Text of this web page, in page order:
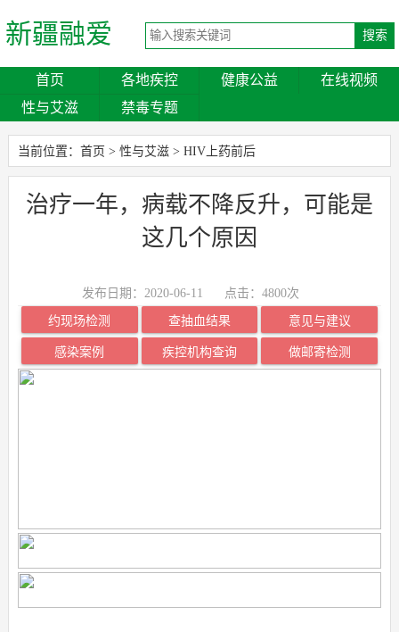
新疆融爱
首页 各地疾控 健康公益
在线视频
性与艾滋
禁毒专题
当前位置： 首页 > 性与艾滋> HIV上药前后
治疗一年，病载不降反升，可能是
这几个原因
发布日期：2020-06-11 点击： 4800次
约现场检测 查抽血结果 意见与建议
感染案例 疾控机构查询 做邮寄检测